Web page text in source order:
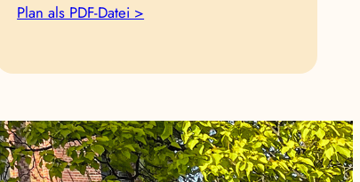
Plan als PDF-Datei >